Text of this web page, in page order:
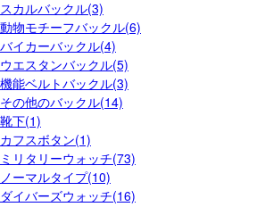
スカルバックル(3)
動物モチーフバックル(6)
バイカーバックル(4)
ウエスタンバックル(5)
機能ベルトバックル(3)
その他のバックル(14)
靴下(1)
カフスボタン(1)
ミリタリーウォッチ(73)
ノーマルタイプ(10)
ダイバーズウォッチ(16)